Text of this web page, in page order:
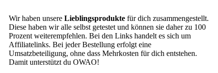
Wir haben unsere Lieblingsprodukte für dich zusammengestellt.
Diese haben wir alle selbst getestet und können sie daher zu 100
Prozent weiterempfehlen. Bei den Links handelt es sich um
Affiliatelinks. Bei jeder Bestellung erfolgt eine
Umsatzbeteiligung, ohne dass Mehrkosten für dich entstehen.
Damit unterstützt du OWAO!